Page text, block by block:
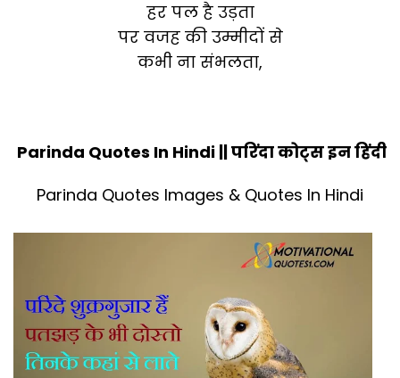
हर पल है उड़ता
पर वजह की उम्मीदों से
कभी ना संभलता,
Parinda Quotes In Hindi || परिंदा कोट्स इन हिंदी
Parinda Quotes Images & Quotes In Hindi